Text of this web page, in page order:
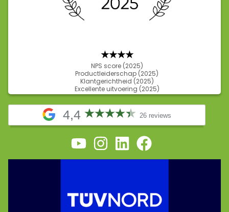
★★★★
NPS score (2025)
Productleiderschap (2025)
Klantgerichtheid (2025)
Excellente uitvoering (2025)
4,4 26 reviews